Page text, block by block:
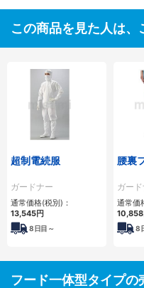
この商品を見た人は
超制電続服
ガードナー
通常価格(税別)：
13,545円
8日目～
腰裏
ガー
通常価
8
フード一体型タイプの